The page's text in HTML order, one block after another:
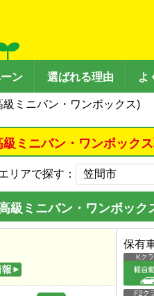
ン 選ばれる理由 よ
級ミニバン・ワンボックス)
ミニバン・ワンボック
リアで探す：
級ミニバン・ワンボッ
保有